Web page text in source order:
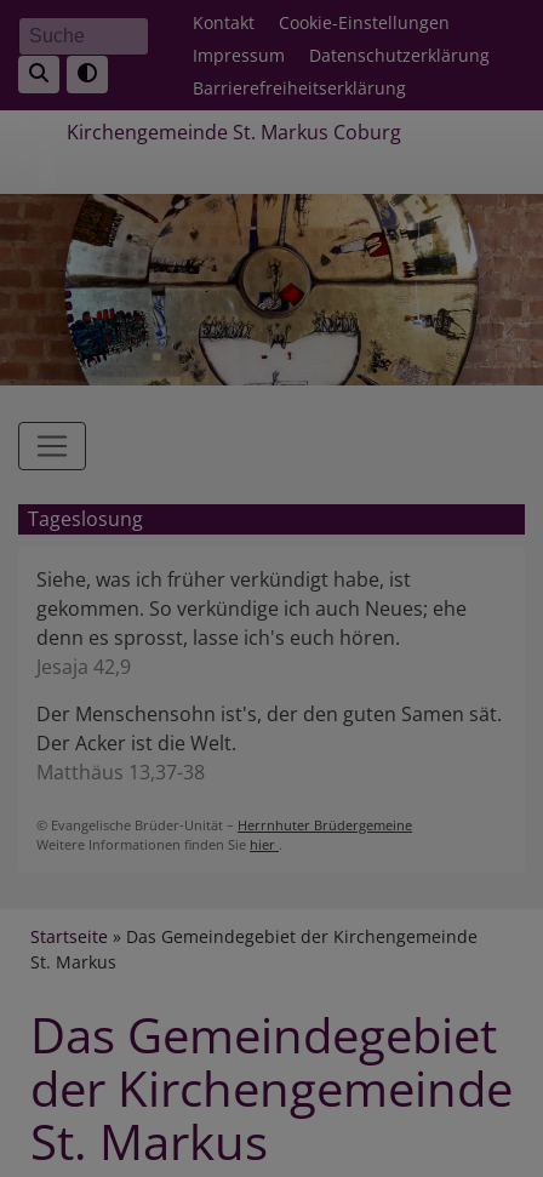
Direkt
zum
Inhalt
Suche Fußbereichsmenü
Kontakt
Cookie-Einstellungen
Impressum
Datenschutzerklärung
Barrierefreiheitserklärung
Kirchengemeinde St. Markus Coburg
Hauptnavigation
Tageslosung
Siehe, was ich früher verkündigt habe, ist
gekommen. So verkündige ich auch Neues; ehe
denn es sprosst, lasse ich's euch hören.
Jesaja 42,9
Der Menschensohn ist's, der den guten Samen sät.
Der Acker ist die Welt.
Matthäus 13,37-38
© Evangelische Brüder-Unität – Herrnhuter Brüdergemeine
Weitere Informationen finden Sie hier .
Breadcrumb
Startseite
Das Gemeindegebiet der Kirchengemeinde
St. Markus
Das Gemeindegebiet
der Kirchengemeinde
St. Markus